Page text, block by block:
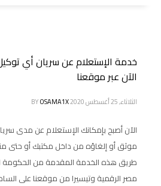
خدمة الإستعلام عن سريان أي
الآن عبر موقعنا
الثلاثاء, 25 أغسطس 2020 BYOSAMA1X
الآن أصبح بإمكانك الإستعلام عن مدى
موثق أو إلغاؤه من داخل مكتبك أو حتى
طريق هذه الخدمة المقدمة من
مصر الرقمية وتيسيرا من موقعنا على